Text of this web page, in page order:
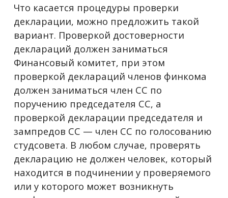
Что касается процедуры проверки
декларации, можно предложить такой
вариант. Проверкой достоверности
деклараций должен заниматься
Финансовый комитет, при этом
проверкой деклараций членов финкома
должен заниматься член СС по
поручению председателя СС, а
проверкой декларации председателя и
зампредов СС — член СС по голосованию
студсовета. В любом случае, проверять
декларацию не должен человек, который
находится в подчинении у проверяемого
или у которого может возникнуть